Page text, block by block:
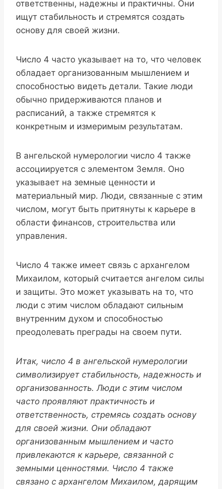
ответственны, надежны и практичны. Они
ищут стабильность и стремятся создать
основу для своей жизни.
Число 4 часто указывает на то, что человек
обладает организованным мышлением и
способностью видеть детали. Такие люди
обычно придерживаются планов и
расписаний, а также стремятся к
конкретным и измеримым результатам.
В ангельской нумерологии число 4 также
ассоциируется с элементом Земля. Оно
указывает на земные ценности и
материальный мир. Люди, связанные с этим
числом, могут быть притянуты к карьере в
области финансов, строительства или
управления.
Число 4 также имеет связь с архангелом
Михаилом, который считается ангелом силы
и защиты. Это может указывать на то, что
люди с этим числом обладают сильным
внутренним духом и способностью
преодолевать преграды на своем пути.
Итак, число 4 в ангельской нумерологии
символизирует стабильность, надежность и
организованность. Люди с этим числом
часто проявляют практичность и
ответственность, стремясь создать основу
для своей жизни. Они обладают
организованным мышлением и часто
привлекаются к карьере, связанной с
земными ценностями. Число 4 также
связано с архангелом Михаилом, дарящим